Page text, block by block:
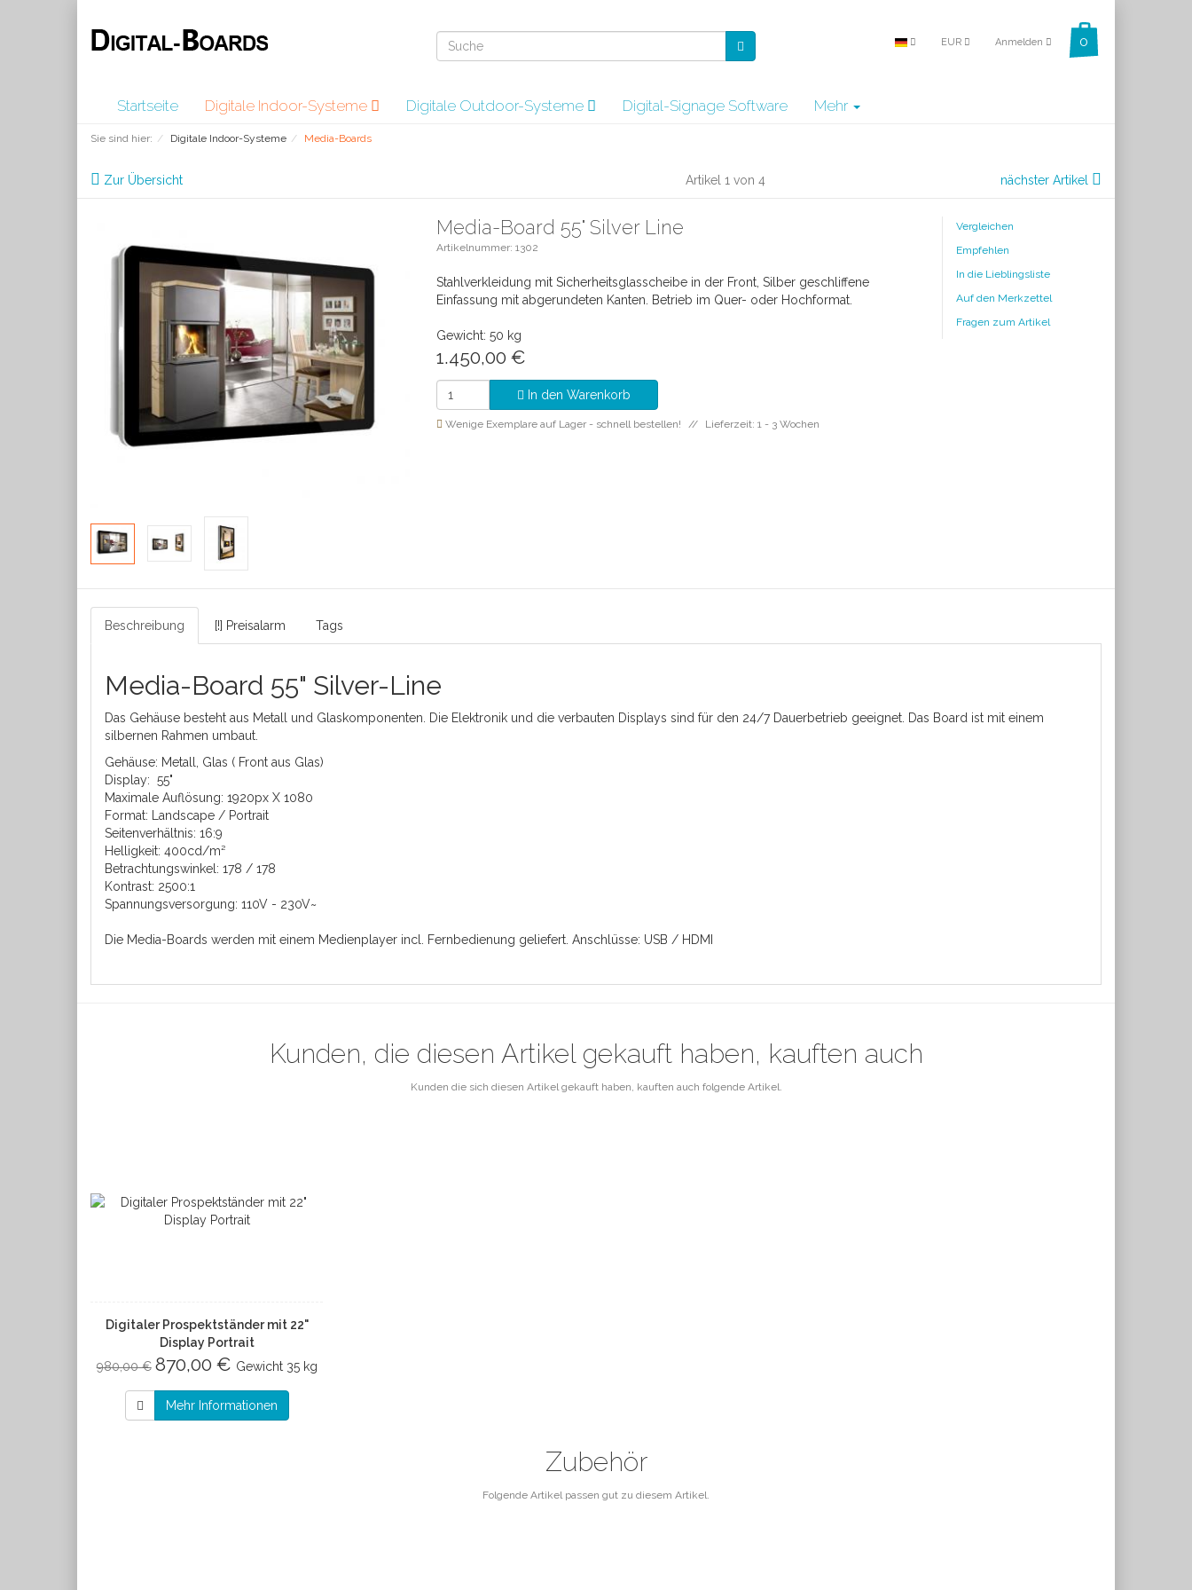
EUR Anmelden
Startseite Digitale Indoor-Systeme Digitale Outdoor-Systeme Digital-Signage Software Mehr
Sie sind hier: Digitale Indoor-Systeme Media-Boards
Zur Übersicht Artikel 1 von 4 nächster Artikel
Media-Board 55" Silver Line
Artikelnummer: 1302
Stahlverkleidung mit Sicherheitsglasscheibe in der Front, Silber geschliffene
Einfassung mit abgerundeten Kanten. Betrieb im Quer- oder Hochformat.
Gewicht: 50 kg
1.450,00 €
In den Warenkorb
Wenige Exemplare auf Lager - schnell bestellen! Lieferzeit: 1 - 3 Wochen
Vergleichen
Empfehlen
In die Lieblingsliste
Auf den Merkzettel
Fragen zum Artikel
Beschreibung [!] Preisalarm Tags
Media-Board 55" Silver-Line
Das Gehäuse besteht aus Metall und Glaskomponenten. Die Elektronik und die verbauten Displays sind für den 24/7 Dauerbetrieb geeignet. Das Board ist mit einem
silbernen Rahmen umbaut.
Gehäuse: Metall, Glas ( Front aus Glas)
Display: 55"
Maximale Auflösung: 1920px X 1080
Format: Landscape / Portrait
Seitenverhältnis: 16:9
Helligkeit: 400cd/m²
Betrachtungswinkel: 178 / 178
Kontrast: 2500:1
Spannungsversorgung: 110V - 230V~
Die Media-Boards werden mit einem Medienplayer incl. Fernbedienung geliefert. Anschlüsse: USB / HDMI
Kunden, die diesen Artikel gekauft haben, kauften auch
Kunden die sich diesen Artikel gekauft haben, kauften auch folgende Artikel.
Digitaler Prospektständer mit 22"
Display Portrait
980,00 € 870,00 € Gewicht 35 kg
Mehr Informationen
Zubehör
Folgende Artikel passen gut zu diesem Artikel.